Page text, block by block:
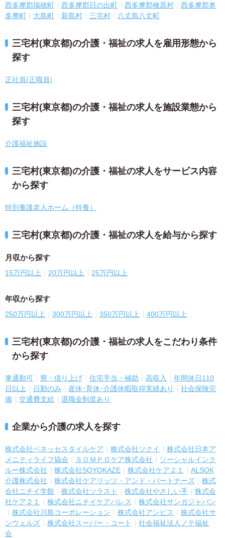
西多摩郡瑞穂町
西多摩郡日の出町 西多摩郡檜原村
西多摩郡奥
多摩町
大島町 新島村 三宅村 八丈島八丈町
三宅村(東京都)の介護・福祉の求人を雇用形態から
探す
正社員(正職員)
三宅村(東京都)の介護・福祉の求人を施設業態から
探す
介護福祉施設
三宅村(東京都)の介護・福祉の求人をサービス内容
から探す
特別養護老人ホーム（特養）
三宅村(東京都)の介護・福祉の求人を給与から探す
月収から探す
15万円以上 20万円以上 25万円以上
年収から探す
250万円以上 300万円以上 350万円以上 400万円以上
三宅村(東京都)の介護・福祉の求人をこだわり条件
から探す
車通勤可 寮・借り上げ 住宅手当・補助 高収入
年間休日110
日以上
日勤のみ 産休･育休･介護休暇取得実績あり
社会保険完
備
交通費支給 退職金制度あり
企業から介護の求人を探す
株式会社ベネッセスタイルケア 株式会社ツクイ
株式会社日本ア
メニティライフ協会
ＳＯＭＰＯケア株式会社
ソーシャルインク
ルー株式会社
株式会社SOYOKAZE 株式会社ケア２１
ALSOK
介護株式会社
株式会社ケアリッツ・アンド・パートナーズ
株式
会社ニチイ学館
株式会社ソラスト 株式会社やさしい手
株式会
社ケア２１
株式会社ニチイケアパレス
株式会社サンガジャパン
株式会社川島コーポレーション
株式会社アンビス
株式会社サ
ンウェルズ
株式会社スーパー・コート
社会福祉法人ノテ福祉
会